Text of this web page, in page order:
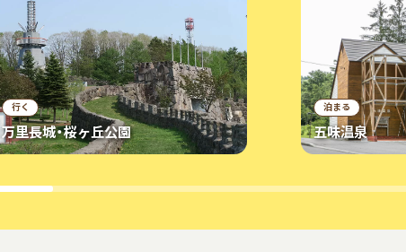
行く
万里長城・桜ヶ丘公園
泊まる
五味温泉